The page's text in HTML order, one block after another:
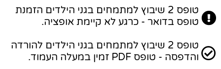
טופס 2 שיבוץ למתמחים בגני הילדים הזמנת
טופס בדואר - כרגע לא קיימת אופציה.
טופס 2 שיבוץ למתמחים בגני הילדים להורדה
והדפסה - טופס PDF זמין במעלה העמוד.